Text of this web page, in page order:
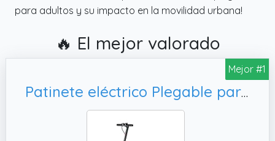
para adultos y su impacto en la movilidad urbana!
🔥 El mejor valorado
Mejor #1
Patinete eléctrico Plegable para Adultos, conexión App